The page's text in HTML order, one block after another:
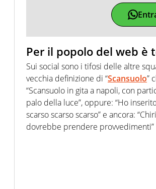
Per il popolo del web è
Sui social sono i tifosi delle altre
vecchia definizione di “Scansuolo”
“Scansuolo in gita a napoli, con
palo della luce”, oppure: “Ho
scarso scarso scarso” e ancora:
dovrebbe prendere provvedimenti”